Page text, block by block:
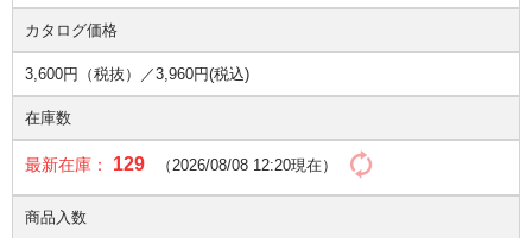
カタログ価格
3,600円（税抜）／3,960円(税込)
在庫数
最新在庫： 129 （2026/08/08 12:20現在）
商品入数